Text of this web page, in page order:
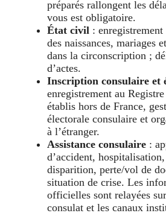
préparés rallongent les
vous est obligatoire.
État civil : enregistrement
des naissances, mariages
dans la circonscription ;
d’actes.
Inscription consulaire et
enregistrement au
établis hors de France,
électorale consulaire et
à l’étranger.
Assistance consulaire :
d’accident,
disparition, perte/vol de
situation de crise. Les
officielles sont relayées
consulat et les canaux